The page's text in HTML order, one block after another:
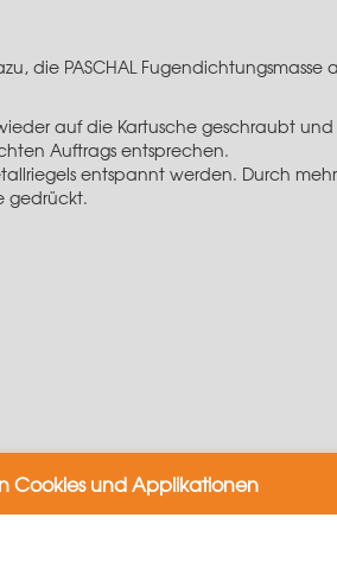
die PASCHAL Fugendichtungsmasse
auf die Kartusche geschraubt
Auftrags entsprechen.
entspannt werden. Durch
gedrückt.
Cookies und Applikationen